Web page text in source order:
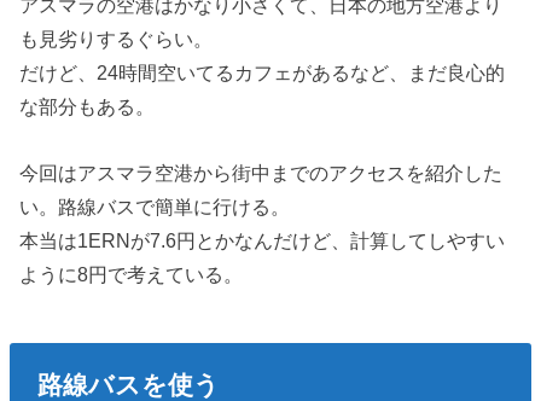
アスマラの空港はかなり小さくて、日本の地方空港より
も見劣りするぐらい。
だけど、24時間空いてるカフェがあるなど、まだ良心的
な部分もある。
今回はアスマラ空港から街中までのアクセスを紹介した
い。路線バスで簡単に行ける。
本当は1ERNが7.6円とかなんだけど、計算してしやすい
ように8円で考えている。
路線バスを使う